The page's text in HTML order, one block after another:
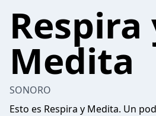
Respira
Medita
SONORO
Esto es Respira y Medita. Un